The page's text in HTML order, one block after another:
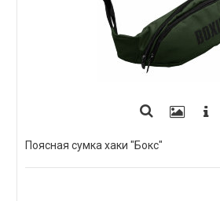
Поясная сумка хаки "Бокс"